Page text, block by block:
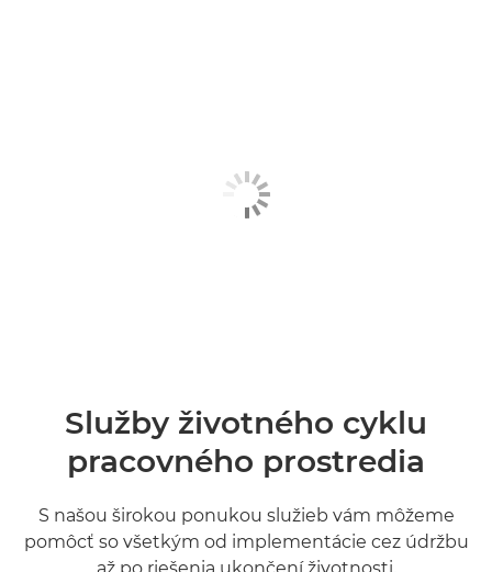
Služby životného cyklu
pracovného prostredia
S našou širokou ponukou služieb vám môžeme
pomôcť so všetkým od implementácie cez údržbu